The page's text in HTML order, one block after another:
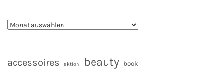
accessoires aktion beauty
book